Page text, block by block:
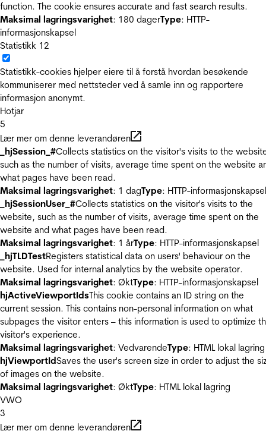
function. The cookie ensures accurate and fast search results.
Maksimal lagringsvarighet: 180 dagerType: HTTP-
informasjonskapsel
Statistikk 12
Statistikk-cookies hjelper eiere til å forstå hvordan besøkende
kommuniserer med nettsteder ved å samle inn og rapportere
informasjon anonymt.
Hotjar
5
Lær mer om denne leverandøren
_hjSession_#Collects statistics on the visitor's visits to the
such as the number of visits, average time spent on the website
what pages have been read.
Maksimal lagringsvarighet: 1 dagType: HTTP-informasjonskapsel
_hjSessionUser_#Collects statistics on the visitor's visits to the
website, such as the number of visits, average time spent on the
website and what pages have been read.
Maksimal lagringsvarighet: 1 årType: HTTP-informasjonskapsel
_hjTLDTestRegisters statistical data on users' behaviour on the
website. Used for internal analytics by the website operator.
Maksimal lagringsvarighet: ØktType: HTTP-informasjonskapsel
hjActiveViewportIdsThis cookie contains an ID string on the
current session. This contains non-personal information on what
subpages the visitor enters – this information is used to optimize
visitor's experience.
Maksimal lagringsvarighet: VedvarendeType: HTML lokal lagring
hjViewportIdSaves the user's screen size in order to adjust the
of images on the website.
Maksimal lagringsvarighet: ØktType: HTML lokal lagring
VWO
3
Lær mer om denne leverandøren